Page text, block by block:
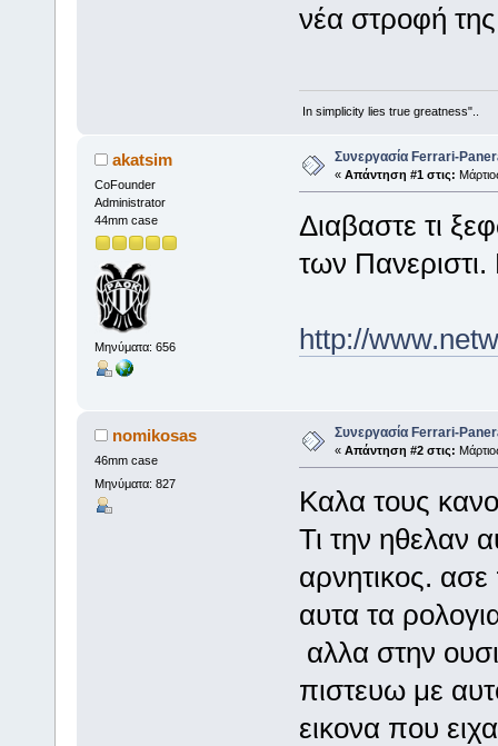
νέα στροφή της
In simplicity lies true greatness"..
akatsim
CoFounder
Administrator
44mm case
Μηνύματα: 656
Συνεργασία Ferrari-
« Απάντηση #1 στις:
Διαβαστε τι
των Πανεριστι.
http://
nomikosas
46mm case
Μηνύματα: 827
Συνεργασία Ferrari-
« Απάντηση #2 στις:
Kαλα τους
Τι την ηθελαν
αρνητικος.
αυτα τα
αλλα στην
πιστευω με
εικονα που